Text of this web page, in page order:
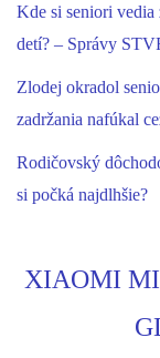
Kde si seniori
detí? – Správy
Zlodej okradol
zadržania nafúkal
Rodičovský
si počká najdlhšie?
XIAOMI MI